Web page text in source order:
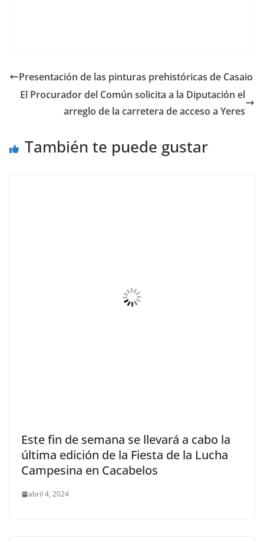
Presentación de las pinturas prehistóricas de Casaio
El Procurador del Común solicita a la Diputación el
arreglo de la carretera de acceso a Yeres
También te puede gustar
Este fin de semana se llevará a cabo la
última edición de la Fiesta de la Lucha
Campesina en Cacabelos
abril 4, 2024